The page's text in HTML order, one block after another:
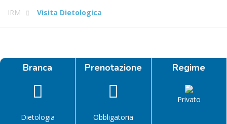
IRM Visita Dietologica
Branca
Dietologia
Prenotazione
Obbligatoria
Regime
Privato